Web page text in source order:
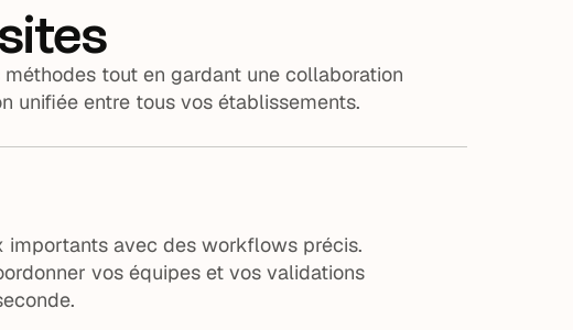
tout en gardant une collaboration
unifiée entre tous vos établissements.
importants avec des workflows précis.
vos équipes et vos validations